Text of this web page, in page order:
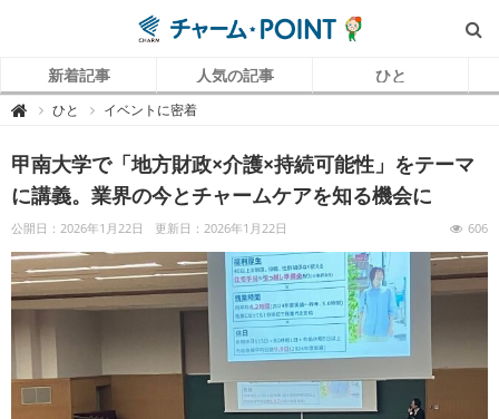
新着記事 人気の記事 ひと
 チ
P
O
I
N
（
ャ
ー
ム
ポ
イ
ト
）
｜
介
護
で
ひと イベントに密着
甲南大学で「地方財政×介護×持続可能性」をテーマ
に講義。業界の今とチャームケアを知る機会に
公開日：2026年1月22日 更新日：2026年1月22日 606